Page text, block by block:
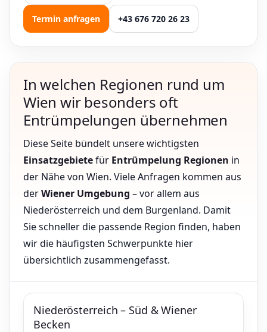
Termin anfragen +43 676 720 26 23
In welchen Regionen rund um
Wien wir besonders oft
Entrümpelungen übernehmen
Diese Seite bündelt unsere wichtigsten
Einsatzgebietefür Entrümpelung Regionen in
der Nähe von Wien. Viele Anfragen kommen aus
derWiener Umgebung – vor allem aus
Niederösterreich und dem Burgenland. Damit
Sie schneller die passende Region finden, haben
wir die häufigsten Schwerpunkte hier
übersichtlich zusammengefasst.
Niederösterreich – Süd & Wiener
Becken